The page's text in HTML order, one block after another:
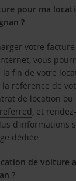
pour ma
?
votre
vous
fin de votre
référence de
de location ou
, et
d’informations
dédiée
de voiture
?